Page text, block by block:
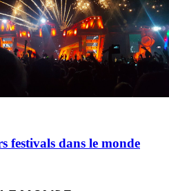
festivals dans le monde